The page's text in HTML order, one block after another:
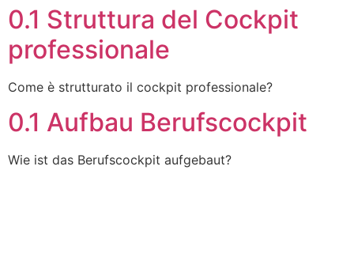
0.1 Struttura del Cockpit
professionale
Come è strutturato il cockpit professionale?
0.1 Aufbau Berufscockpit
Wie ist das Berufscockpit aufgebaut?